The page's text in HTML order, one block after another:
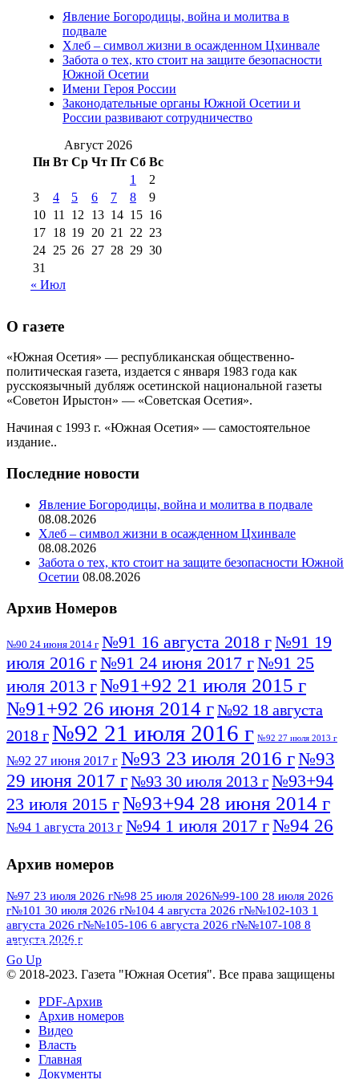
2012 г (15)
№97 30 июля 2015 г
(15)№98 1 августа 2015 г
августа 2016 г(10)№98 5 июля 2014 г(10)
№98 8 августа 2013 г
августа 2012 г(14) №98+99 11 июля
2017 г(9)
№99 4 августа
2016 г(12) №99 8 июля 2014 г
августа 2012 г(11)
августа 2013 г
(12)
Явление Богородицы, война и молитва в
подвале
Хлеб – символ жизни в осажденном Цхинвале
Забота о тех, кто стоит на защите безопасности
Южной Осетии
Имени Героя России
Законодательные органы Южной Осетии и
России развивают сотрудничество
Август 2026
Пн Вт Ср Чт Пт Сб Вс
1
2
3
4 5 6 7 8
9
10 11 12 13 14 15 16
17 18 19 20 21 22 23
24 25 26 27 28 29 30
31
« Июл
О газете
«Южная Осетия» — республиканская общественно-
политическая газета, издается с января 1983 года как
русскоязычный дубляж осетинской национальной газеты
«Советон Ирыстон» — «Советская Осетия».
Начиная с 1993 г. «Южная Осетия» — самостоятельное
издание..
Последние новости
Явление Богородицы, война и молитва в подвале
08.08.2026
Хлеб – символ жизни в осажденном Цхинвале
08.08.2026
Забота о тех, кто стоит на защите безопасности Южной
Осетии 08.08.2026
Архив Номеров
№90 24 июня 2014 г №91 16 августа 2018 г№91 19
июля 2016 г№91 24 июня 2017 г№91 25
июля 2013 г№91+92 21 июля 2015 г
№91+92 26 июня 2014 г№92 18 августа
2018 г№92 21 июля 2016 г №92 27 июля 2013 г
№92 27 июня 2017 г №93 23 июля 2016 г№93
29 июня 2017 г№93 30 июля 2013 г№93+94
23 июля 2015 г№93+94 28 июня 2014 г
№94 1 августа 2013 г №94 1 июля 2017 г№94 26
№95 7 августа 2012 г
№95 28 июля 2016 г №95+96 3 августа
2013 г№96 6 июля 2017 г№96 9 августа
2012 г №96 28 июля 2015 г
№96+97 30 июля 2016 г
№97 11 августа 2012 г
№97 30 июля 2015 г
№98 2 августа 2016 г
августа 2013 г
Архив номеров
№97 23 июля 2026 г№98 25 июля 2026№99-100 28 июля 2026
г№101 30 июля 2026 г№104 4 августа 2026 г№№102-103 1
августа 2026 г№№105-106 6 августа 2026 г№№107-108 8
августа 2026 г
ПОСМОТРЕТЬ ВСЕ
Go Up
© 2018-2023. Газета "Южная Осетия". Все права защищены
PDF-Архив
Архив номеров
Видео
Власть
Главная
Документы